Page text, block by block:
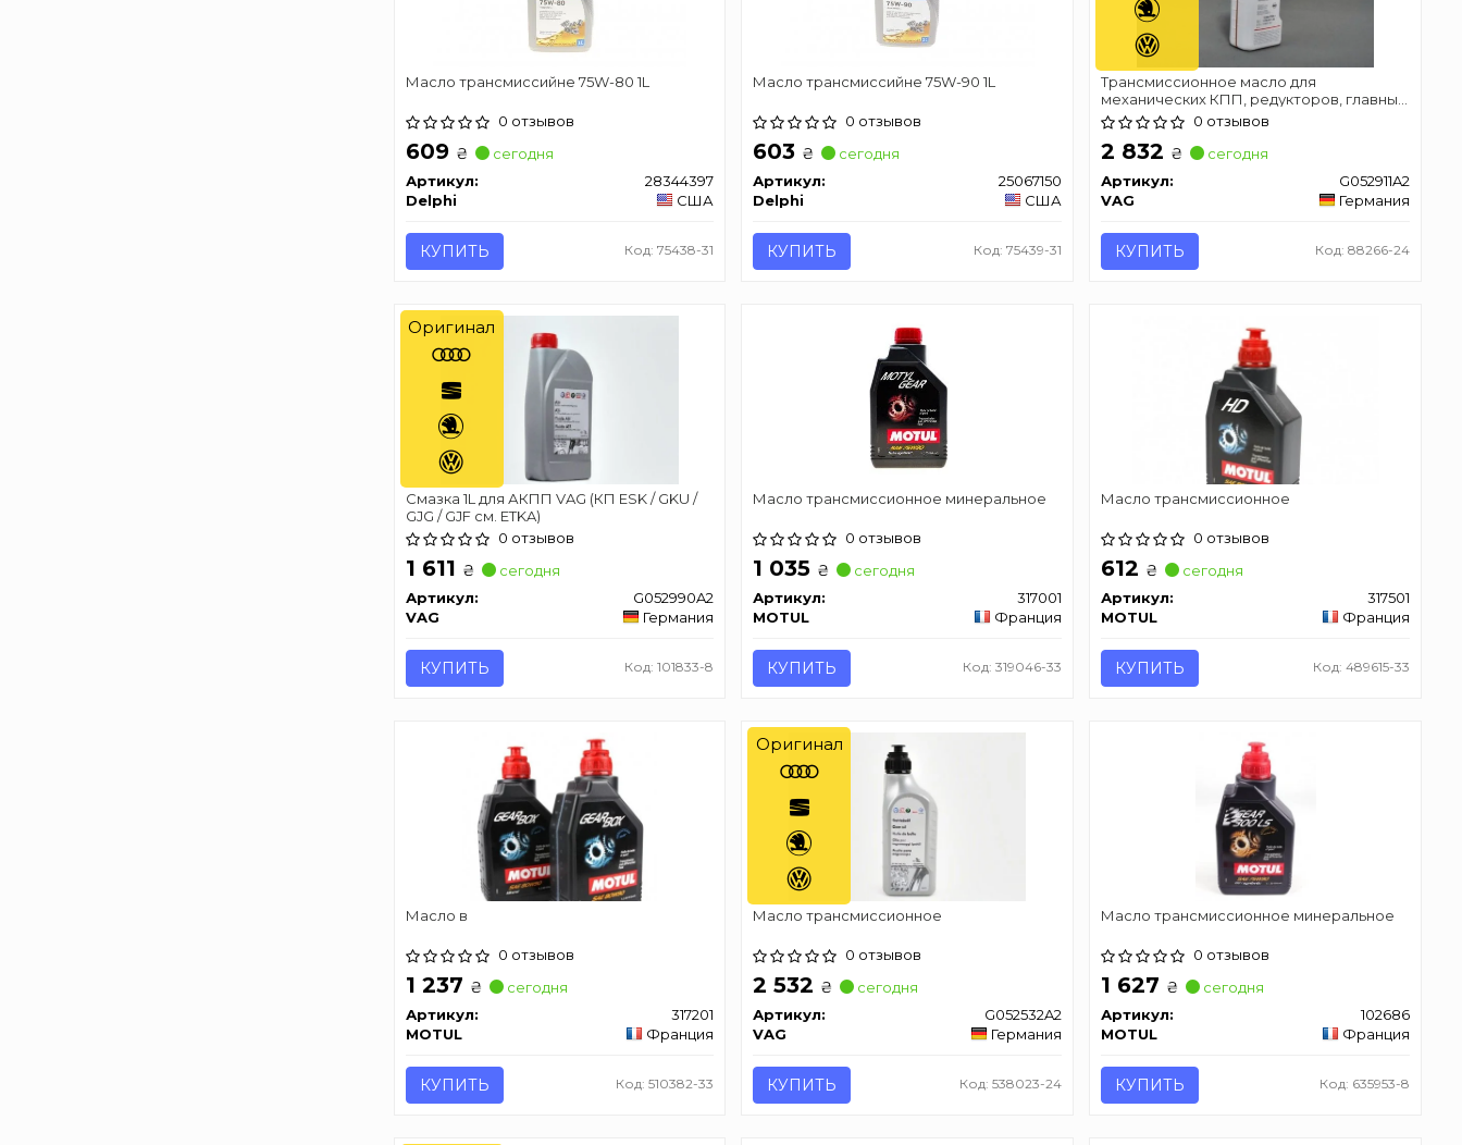
Масло трансмиссийне 75W-80 1L
0 отзывов
609 ₴
сегодня
Артикул:
28344397
Delphi
США
КУПИТЬ Код: 75438-31
Масло трансмиссийне 75W-90 1L
0 отзывов
603 ₴
сегодня
Артикул:
25067150
Delphi
США
КУПИТЬ Код: 75439-31
Трансмиссионное масло для
механических КПП, редукторов, главных
передач для некоторых авто VAG MTF
SAE75W90
0 отзывов
2 832 ₴
сегодня
Артикул:
G052911A2
VAG
Германия
КУПИТЬ Код: 88266-24
Смазка 1L для АКПП VAG (КП ESK / GKU /
GJG / GJF см. ETKA)
0 отзывов
1 611 ₴
сегодня
Артикул:
G052990A2
VAG
Германия
КУПИТЬ Код: 101833-8
Оригинал
Масло трансмиссионное минеральное
0 отзывов
1 035 ₴
сегодня
Артикул:
317001
MOTUL
Франция
КУПИТЬ Код: 319046-33
Масло трансмиссионное
0 отзывов
612 ₴
сегодня
Артикул:
317501
MOTUL
Франция
КУПИТЬ Код: 489615-33
Масло в
0 отзывов
1 237 ₴
сегодня
Артикул:
317201
MOTUL
Франция
КУПИТЬ Код: 510382-33
Масло трансмиссионное
0 отзывов
2 532 ₴
сегодня
Артикул:
G052532A2
VAG
Германия
КУПИТЬ Код: 538023-24
Оригинал
Масло трансмиссионное минеральное
0 отзывов
1 627 ₴
сегодня
Артикул:
102686
MOTUL
Франция
КУПИТЬ Код: 635953-8